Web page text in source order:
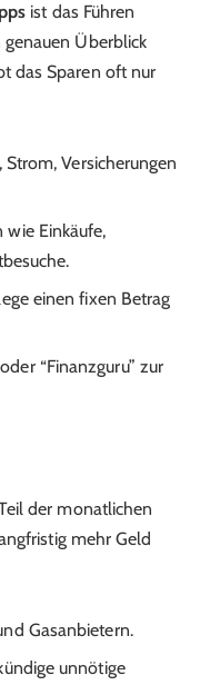
ist das Führen
Überblick
das Sparen oft nur
Versicherungen
wie Einkäufe,
einen fixen Betrag
“Finanzguru” zur
der monatlichen
mehr Geld
Gasanbietern.
unnötige